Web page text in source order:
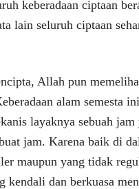
keberadaan ciptaan
lain seluruh ciptaan
Allah pun
alam semesta
layaknya sebuah
jam. Karena baik di
maupun yang tidak
kendali dan berkuasa